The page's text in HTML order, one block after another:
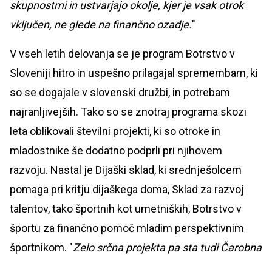
skupnostmi in ustvarjajo okolje, kjer je vsak otrok
vključen, ne glede na finančno ozadje."
V vseh letih delovanja se je program Botrstvo v
Sloveniji hitro in uspešno prilagajal spremembam, ki
so se dogajale v slovenski družbi, in potrebam
najranljivejših. Tako so se znotraj programa skozi
leta oblikovali številni projekti, ki so otroke in
mladostnike še dodatno podprli pri njihovem
razvoju. Nastal je Dijaški sklad, ki srednješolcem
pomaga pri kritju dijaškega doma, Sklad za razvoj
talentov, tako športnih kot umetniških, Botrstvo v
športu za finančno pomoč mladim perspektivnim
športnikom. "Zelo srčna projekta pa sta tudi Čarobna